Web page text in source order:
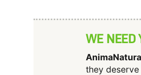
WE NEED
they deserve